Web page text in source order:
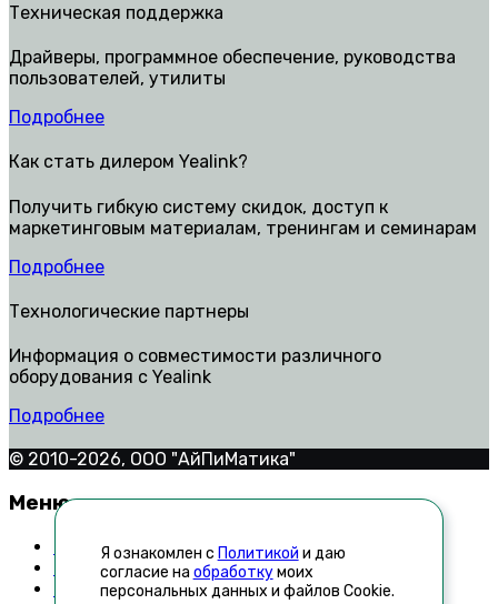
Техническая поддержка
Драйверы, программное обеспечение, руководства
пользователей, утилиты
Подробнее
Как стать дилером Yealink?
Получить гибкую систему скидок, доступ к
маркетинговым материалам, тренингам и семинарам
Подробнее
Технологические партнеры
Информация о совместимости различного
оборудования с Yealink
Подробнее
© 2010-2026, ООО "АйПиМатика"
Меню
Контакты
Техническая поддержка
Как стать дилером
Я ознакомлен с Политикой и даю
согласие на обработкумоих
персональных данных и файлов Cookie.